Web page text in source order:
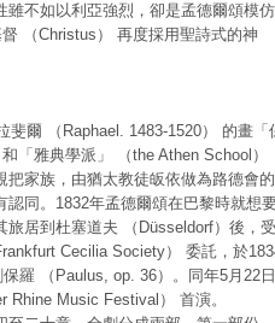
不如以利亞強烈，卻是孟德爾頌模仿
（Christus） 再度採用聖詩式的神
斐爾 （Raphael. 1483-1520） 的畫「
「雅典學派」 （the Athen School）
家族，由猶太教徒皈依做為路德會的
同。1832年孟德爾頌在巴黎時就想
旅居到杜塞道夫 （Düsseldorf）後，受
Cecilia Society） 委託，於
羅 （Paulus, op. 36）。同年5月22日
Rhine Music Festival） 首演。